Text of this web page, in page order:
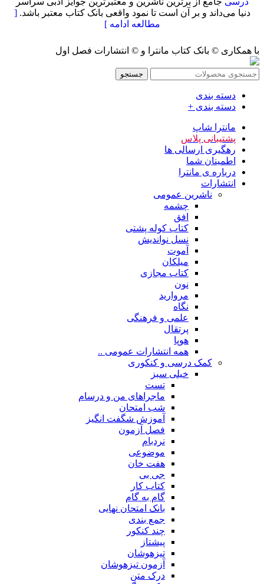
دنیا می‌داند و بر آن است تا نمود واقعی بانک کتاب معتبر باشد.[
مطالعه ادامه ]
با همکاری © بانک کتاب مانترا و © انتشارات فصل اول
جستجو
دسته بندی
دسته بندی +
مانترا شاپ
پشتیبانی پلاس
رهگیری ارسالی ها
اطمینان شما
درباره ی مانترا
انتشارات
ناشرین عمومی
چشمه
افق
کتاب کوله پشتی
نسل نواندیش
آموت
میلکان
کتاب مجازی
نون
مروارید
نگاه
علمی و فرهنگی
پرتقال
هوپا
همه انتشارات عمومی ..
کمک درسی و کنکوری
خیلی سبز
تست
ماجراهای من و درسام
شب امتحان
آموزش شگفت انگیز
فصل آزمون
نردبام
موضوعی
هفت خان
جی بی
کتاب کار
گام به گام
بانک امتحان نهایی
جمع بندی
چند کنکور
پیشتاز
تیزهوشان
آزمون تیزهوشان
درک متن